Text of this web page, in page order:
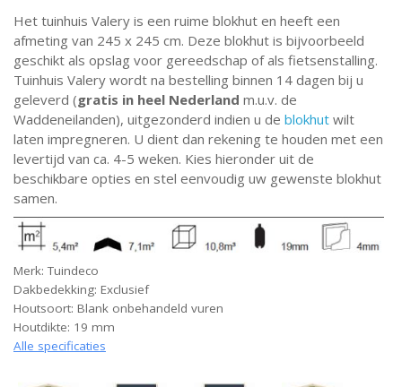
Het tuinhuis Valery is een ruime blokhut en heeft een
afmeting van 245 x 245 cm. Deze blokhut is bijvoorbeeld
geschikt als opslag voor gereedschap of als fietsenstalling.
Tuinhuis Valery wordt na bestelling binnen 14 dagen bij u
geleverd (gratis in heel Nederland m.u.v. de
Waddeneilanden), uitgezonderd indien u de blokhut wilt
laten impregneren. U dient dan rekening te houden met een
levertijd van ca. 4-5 weken. Kies hieronder uit de
beschikbare opties en stel eenvoudig uw gewenste blokhut
samen.
Merk: Tuindeco
Dakbedekking: Exclusief
Houtsoort: Blank onbehandeld vuren
Houtdikte: 19 mm
Alle specificaties